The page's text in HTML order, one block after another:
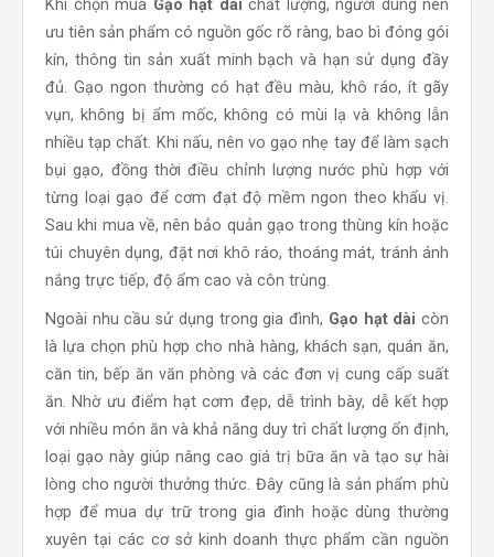
Khi chọn mua Gạo hạt dài chất lượng, người dùng nên
ưu tiên sản phẩm có nguồn gốc rõ ràng, bao bì đóng gói
kín, thông tin sản xuất minh bạch và hạn sử dụng đầy
đủ. Gạo ngon thường có hạt đều màu, khô ráo, ít gãy
vụn, không bị ẩm mốc, không có mùi lạ và không lẫn
nhiều tạp chất. Khi nấu, nên vo gạo nhẹ tay để làm sạch
bụi gạo, đồng thời điều chỉnh lượng nước phù hợp với
từng loại gạo để cơm đạt độ mềm ngon theo khẩu vị.
Sau khi mua về, nên bảo quản gạo trong thùng kín hoặc
túi chuyên dụng, đặt nơi khô ráo, thoáng mát, tránh ánh
nắng trực tiếp, độ ẩm cao và côn trùng.
Ngoài nhu cầu sử dụng trong gia đình, Gạo hạt dài còn
là lựa chọn phù hợp cho nhà hàng, khách sạn, quán ăn,
căn tin, bếp ăn văn phòng và các đơn vị cung cấp suất
ăn. Nhờ ưu điểm hạt cơm đẹp, dễ trình bày, dễ kết hợp
với nhiều món ăn và khả năng duy trì chất lượng ổn định,
loại gạo này giúp nâng cao giá trị bữa ăn và tạo sự hài
lòng cho người thưởng thức. Đây cũng là sản phẩm phù
hợp để mua dự trữ trong gia đình hoặc dùng thường
xuyên tại các cơ sở kinh doanh thực phẩm cần nguồn